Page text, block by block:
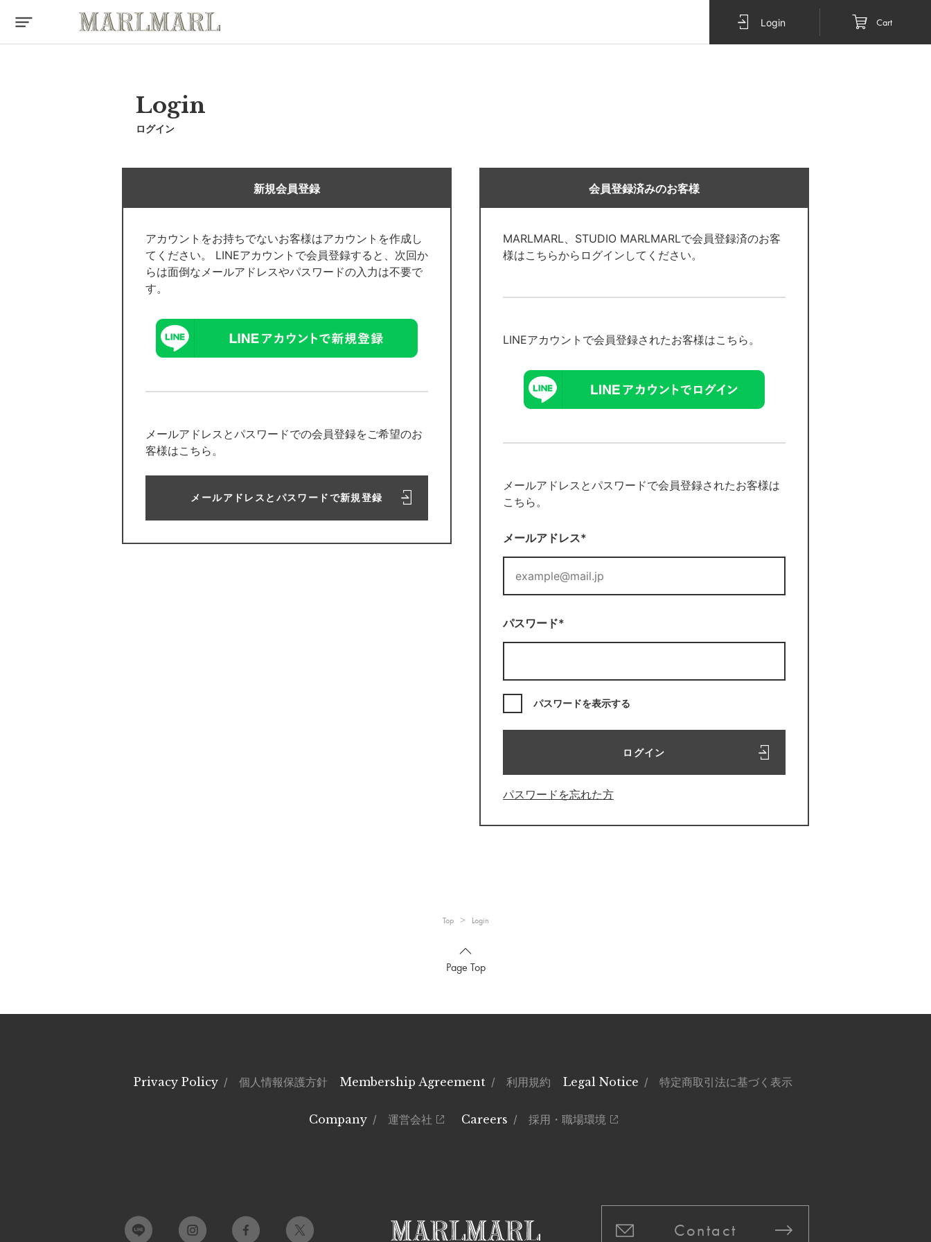
Login Cart
Login
ログイン
新規会員登録
アカウントをお持ちでないお客様はアカウントを作成し
てください。 LINEアカウントで会員登録すると、次回か
らは面倒なメールアドレスやパスワードの入力は不要で
す。
メールアドレスとパスワードでの会員登録をご希望のお
客様はこちら。
メールアドレスとパスワードで新規登録
会員登録済みのお客様
MARLMARL、STUDIO MARLMARLで会員登録済のお客
様はこちらからログインしてください。
LINEアカウントで会員登録されたお客様はこちら。
メールアドレスとパスワードで会員登録されたお客様は
こちら。
メールアドレス*
パスワード*
パスワードを表示する
ログイン
パスワードを忘れた方
Top Login
Page Top
Contact
Privacy Policy / 個人情報保護方針 Membership Agreement / 利用規約 Legal Notice / 特定商取引法に基づく表示
Company / 運営会社 Careers / 採用・職場環境